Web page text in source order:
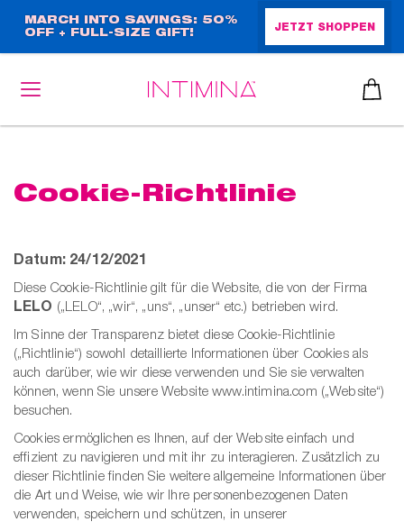
zum
Inhalt
MARCH INTO SAVINGS: 50%
OFF + FULL-SIZE GIFT!
JETZT SHOPPEN
dich
Cookie-Richtlinie
Datum: 24/12/2021
Diese Cookie-Richtlinie gilt für die Website, die von der Firma
LELO („LELO“, „wir“, „uns“, „unser“ etc.) betrieben wird.
Im Sinne der Transparenz bietet diese Cookie-Richtlinie
(„Richtlinie“) sowohl detaillierte Informationen über Cookies als
auch darüber, wie wir diese verwenden und Sie sie verwalten
können, wenn Sie unsere Website www.intimina.com („Website“)
besuchen.
Cookies ermöglichen es Ihnen, auf der Website einfach und
effizient zu navigieren und mit ihr zu interagieren. Zusätzlich zu
dieser Richtlinie finden Sie weitere allgemeine Informationen über
die Art und Weise, wie wir Ihre personenbezogenen Daten
verwenden, speichern und schützen, in unserer